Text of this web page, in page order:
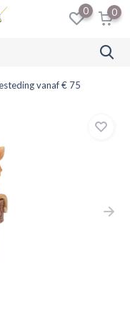
0 0
vanaf € 75